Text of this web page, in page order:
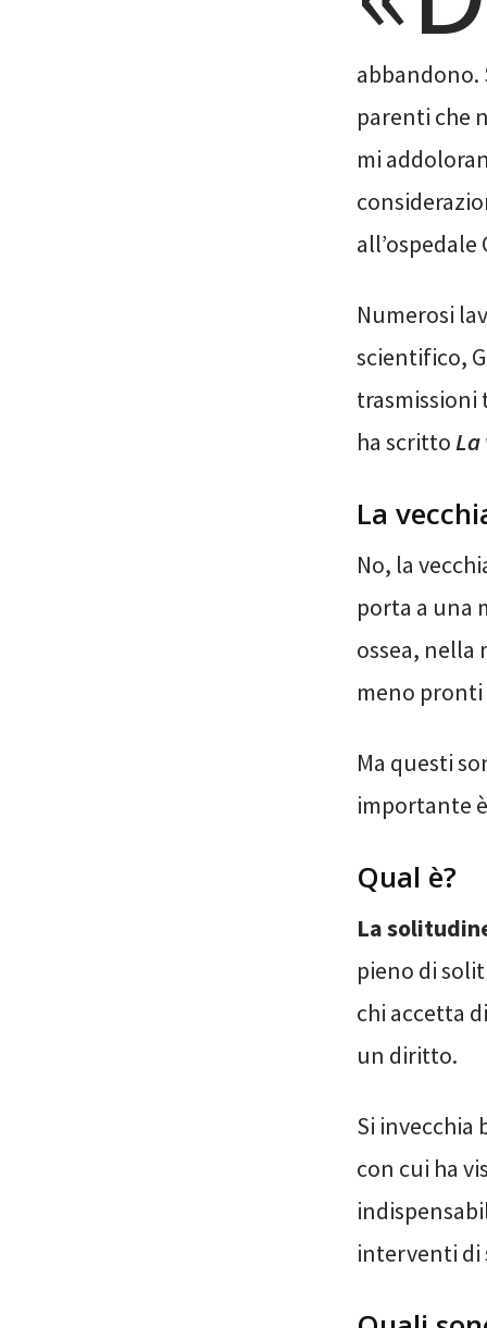
abbandono.
parenti che
mi
all’ospedale
Numerosi
scientifico,
trasmissioni
ha scrittoLa
La
No, la
porta a una
ossea, nella
meno
Ma questi
importante
Qual è?
La
pieno di
chi accetta
un diritto.
Si invecchia
con cui ha
interventi di